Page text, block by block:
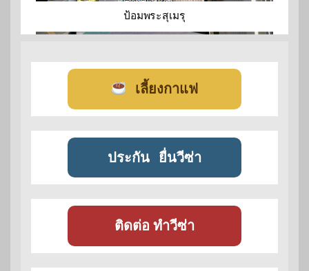
ป้อมพระสุเมรุ
เลี้ยงกาแฟ
ประกัน ยื่นวีซ่า
ติดต่อ ทำวีซ่า